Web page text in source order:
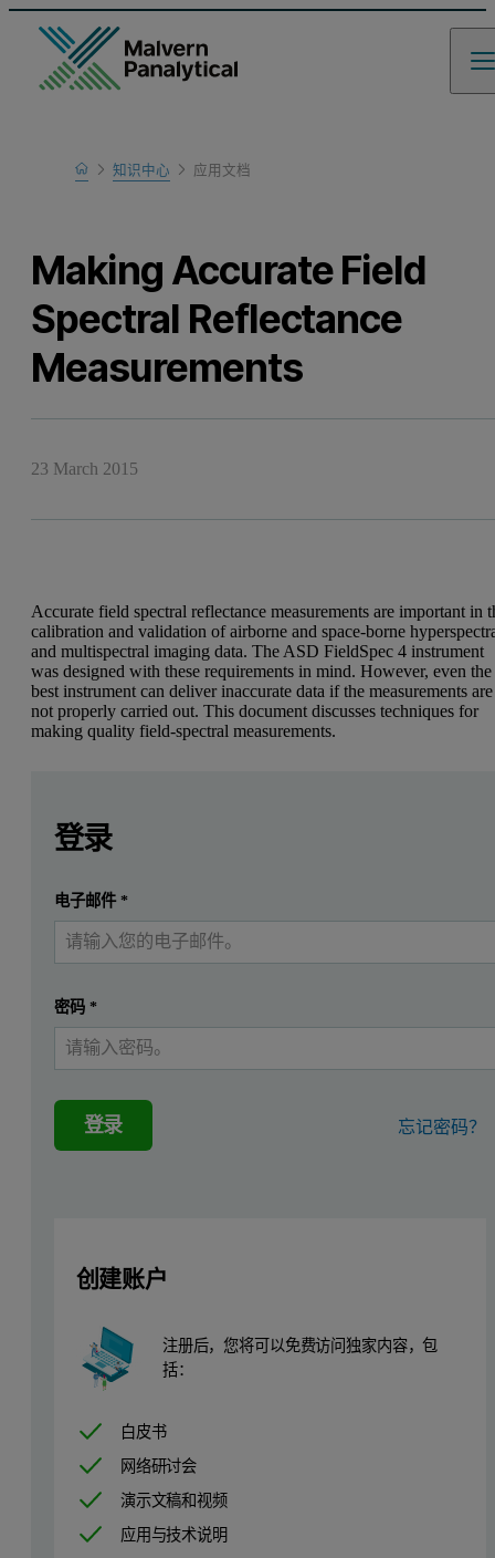
Home
Learn
知识中心 应用文档
Making Accurate Field
Spectral Reflectance
Measurements
23 March 2015
Accurate field spectral reflectance measurements are important in
calibration and validation of airborne and space-borne
and multispectral imaging data. The ASD FieldSpec 4 instrument
was designed with these requirements in mind. However, even the
best instrument can deliver inaccurate data if the measurements are
not properly carried out. This document discusses techniques for
making quality field-spectral measurements.
提交 我已经有一个帐户
登录
电子邮件*
密码 *
登录 忘记密码？
创建账户
注册后，您将可以免费访问独家内容，包
括：
白皮书
网络研讨会
演示文稿和视频
应用与技术说明